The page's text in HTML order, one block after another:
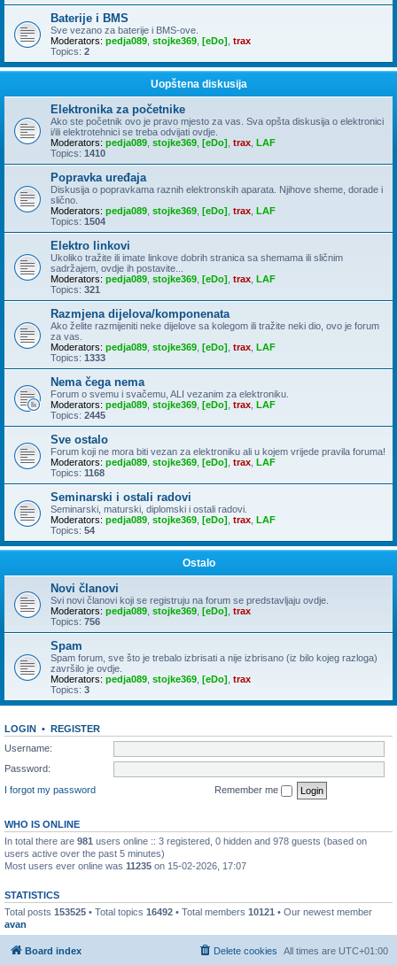
Baterije i BMS
Sve vezano za baterije i BMS-ove.
Moderators: pedja089 stojke369 [eDo] trax
Topics: 2
Uopštena diskusija
Elektronika za početnike
Ako ste početnik ovo je pravo mjesto za vas. Sva opšta diskusija o elektronici
i/ili elektrotehnici se treba odvijati ovdje.
Moderators: pedja089 stojke369 [eDo] trax LAF
Topics: 1410
Popravka uređaja
Diskusija o popravkama raznih elektronskih aparata. Njihove sheme, dorade i
slično.
Moderators: pedja089 stojke369 [eDo] trax LAF
Topics: 1504
Elektro linkovi
Ukoliko tražite ili imate linkove dobrih stranica sa shemama ili sličnim
sadržajem, ovdje ih postavite...
Moderators: pedja089 stojke369 [eDo] trax LAF
Topics: 321
Razmjena dijelova/komponenata
Ako želite razmijeniti neke dijelove sa kolegom ili tražite neki dio, ovo je forum
za vas.
Moderators: pedja089 stojke369 [eDo] trax LAF
Topics: 1333
Nema čega nema
Forum o svemu i svačemu, ALI vezanim za elektroniku.
Moderators: pedja089 stojke369 [eDo] trax LAF
Topics: 2445
Sve ostalo
Forum koji ne mora biti vezan za elektroniku ali u kojem vrijede pravila foruma!
Moderators: pedja089 stojke369 [eDo] trax LAF
Topics: 1168
Seminarski i ostali radovi
Seminarski, maturski, diplomski i ostali radovi.
Moderators: pedja089 stojke369 [eDo] trax LAF
Topics: 54
Ostalo
Novi članovi
Svi novi članovi koji se registruju na forum se predstavljaju ovdje.
Moderators: pedja089 stojke369 [eDo] trax
Topics: 756
Spam
Spam forum, sve što je trebalo izbrisati a nije izbrisano (iz bilo kojeg razloga)
završilo je ovdje.
Moderators: pedja089 stojke369 [eDo] trax
Topics: 3
LOGIN • REGISTER
Username:
Password:
I forgot my password
Remember me
WHO IS ONLINE
In total there are 981 users online :: 3 registered, 0 hidden and 978 guests (based on
users active over the past 5 minutes)
Most users ever online was 11235 on 15-02-2026, 17:07
STATISTICS
Total posts 153525 • Total topics 16492 • Total members 10121 • Our newest member
avan
Board index All times are UTC+01:00
Delete cookies